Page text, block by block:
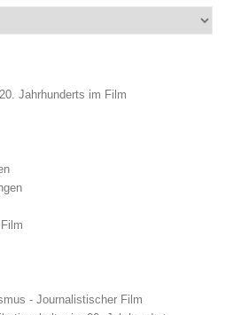
Jahrhunderts im Film
- Journalistischer Film